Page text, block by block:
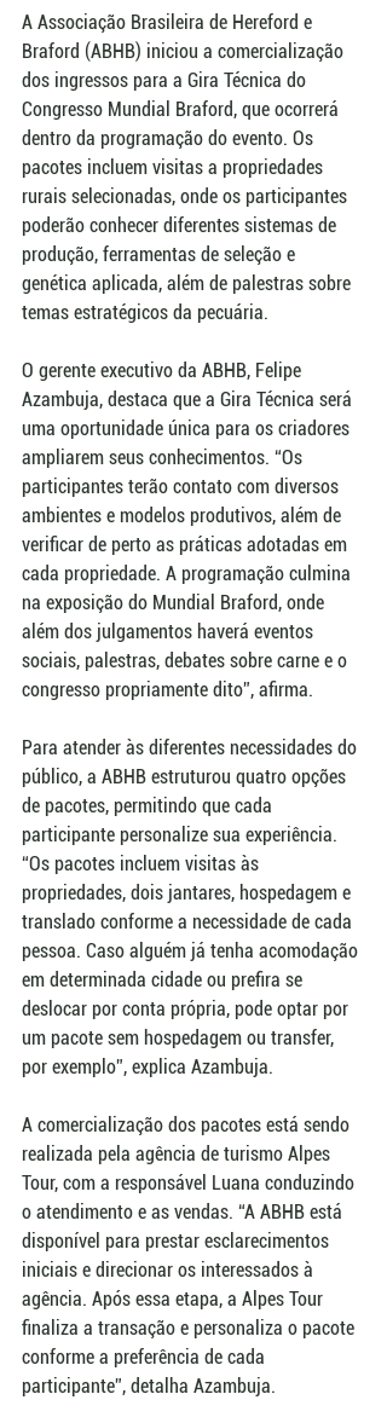
A Associação Brasileira de Hereford e
Braford (ABHB) iniciou a comercialização
dos ingressos para a Gira Técnica do
Congresso Mundial Braford, que ocorrerá
dentro da programação do evento. Os
pacotes incluem visitas a propriedades
rurais selecionadas, onde os participantes
poderão conhecer diferentes sistemas de
produção, ferramentas de seleção e
genética aplicada, além de palestras sobre
temas estratégicos da pecuária.
O gerente executivo da ABHB, Felipe
Azambuja, destaca que a Gira Técnica será
uma oportunidade única para os criadores
ampliarem seus conhecimentos. “Os
participantes terão contato com diversos
ambientes e modelos produtivos, além de
verificar de perto as práticas adotadas em
cada propriedade. A programação culmina
na exposição do Mundial Braford, onde
além dos julgamentos haverá eventos
sociais, palestras, debates sobre carne e o
congresso propriamente dito”, afirma.
Para atender às diferentes necessidades do
público, a ABHB estruturou quatro opções
de pacotes, permitindo que cada
participante personalize sua experiência.
“Os pacotes incluem visitas às
propriedades, dois jantares, hospedagem e
translado conforme a necessidade de cada
pessoa. Caso alguém já tenha acomodação
em determinada cidade ou prefira se
deslocar por conta própria, pode optar por
um pacote sem hospedagem ou transfer,
por exemplo”, explica Azambuja.
A comercialização dos pacotes está sendo
realizada pela agência de turismo Alpes
Tour, com a responsável Luana conduzindo
o atendimento e as vendas. “A ABHB está
disponível para prestar esclarecimentos
iniciais e direcionar os interessados à
agência. Após essa etapa, a Alpes Tour
finaliza a transação e personaliza o pacote
conforme a preferência de cada
participante”, detalha Azambuja.